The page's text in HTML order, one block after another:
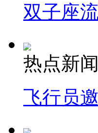
双子座
热点新闻
飞行员